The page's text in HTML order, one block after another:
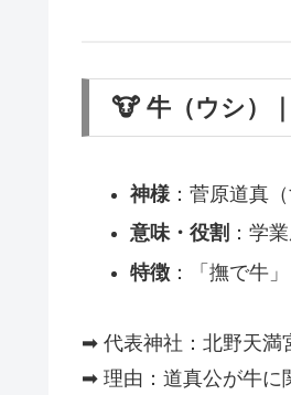
🐮 牛（ウシ）
神様：菅原道真
意味・役割 ：学
特徴：「撫で牛
➡ 代表神社：北野天満
➡ 理由：道真公が牛に